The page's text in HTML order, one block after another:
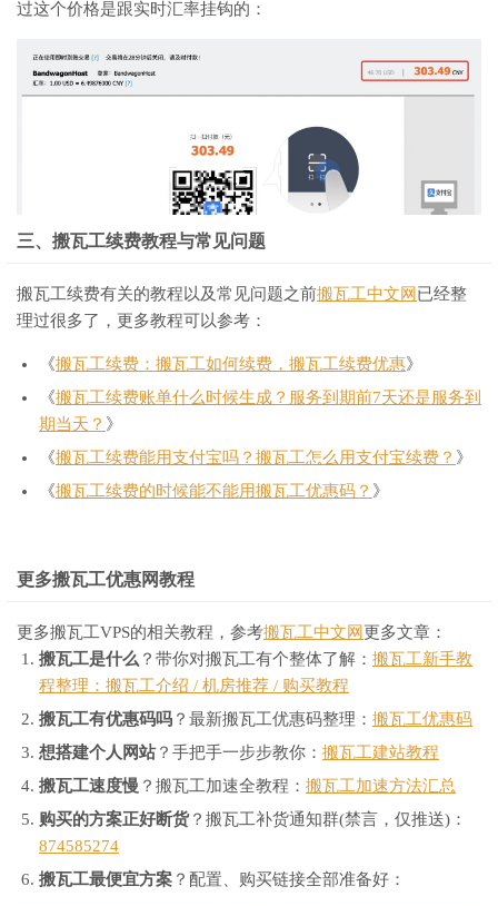
过这个价格是跟实时汇率挂钩的：
三、搬瓦工续费教程与常见问题
搬瓦工续费有关的教程以及常见问题之前搬瓦工中文网 已经整
理过很多了，更多教程可以参考：
《搬瓦工续费：搬瓦工如何续费，搬瓦工续费优惠》
《搬瓦工续费账单什么时候生成？服务到期前7天还是服务到
期当天？ 》
《搬瓦工续费能用支付宝吗？搬瓦工怎么用支付宝续费？ 》
《搬瓦工续费的时候能不能用搬瓦工优惠码？ 》
更多搬瓦工优惠网教程
更多搬瓦工VPS的相关教程，参考搬瓦工中文网 更多文章：
搬瓦工是什么 ？带你对搬瓦工有个整体了解： 搬瓦工新手教
程整理：搬瓦工介绍 / 机房推荐 / 购买教程
搬瓦工有优惠码吗 ？最新搬瓦工优惠码整理： 搬瓦工优惠码
想搭建个人网站？手把手一步步教你： 搬瓦工建站教程
搬瓦工速度慢 ？搬瓦工加速全教程： 搬瓦工加速方法汇总
购买的方案正好断货？搬瓦工补货通知群(禁言，仅推送)：
874585274
搬瓦工最便宜方案 ？配置、购买链接全部准备好：